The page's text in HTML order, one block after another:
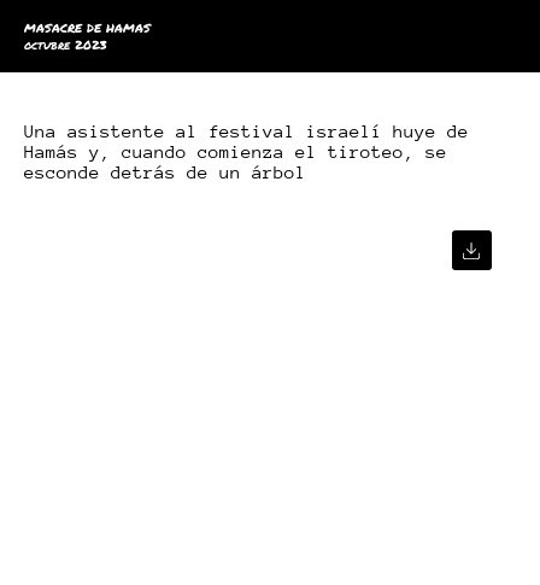
MASACRE DE HAMAS
octubre 2023
Una asistente al festival israelí huye de
Hamás y, cuando comienza el tiroteo, se
esconde detrás de un árbol